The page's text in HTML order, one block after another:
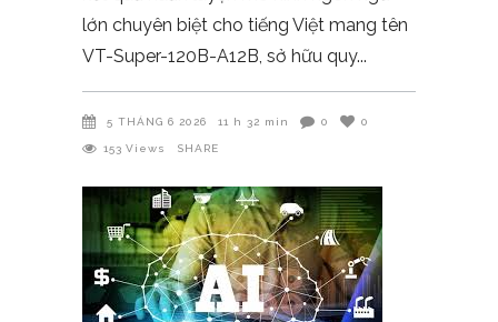
lớn chuyên biệt cho tiếng Việt mang tên
VT-Super-120B-A12B, sở hữu quy
5 THÁNG 6 2026 11 h 32 min 0 0
153 Views SHARE